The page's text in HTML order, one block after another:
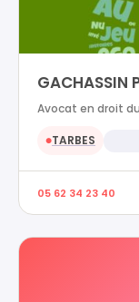
GACHASSIN
Avocat en droit
●TARBES
05 62 34 23 40